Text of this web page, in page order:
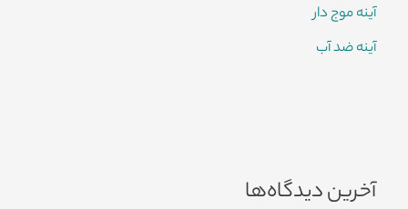
آینه موج دار
آینه ضد آب
آخرین دیدگاه‌ها